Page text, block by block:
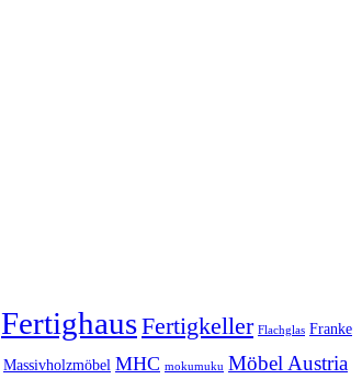
FertighausFertigkeller Flachglas Franke
Massivholzmöbel MHC mokumuku Möbel Austria